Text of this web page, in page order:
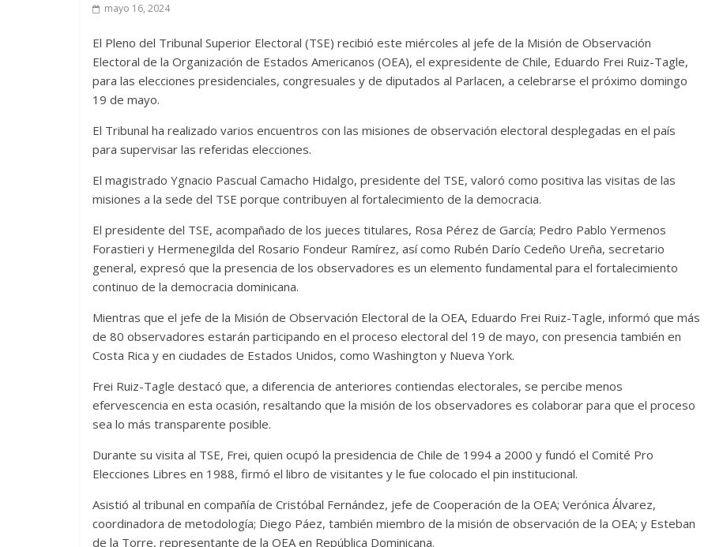
mayo 16, 2024
El Pleno del Tribunal Superior Electoral (TSE) recibió este miércoles al jefe de la Misión de Observación
Electoral de la Organización de Estados Americanos (OEA), el expresidente de Chile, Eduardo Frei Ruiz-Tagle,
para las elecciones presidenciales, congresuales y de diputados al Parlacen, a celebrarse el próximo domingo
19 de mayo.
El Tribunal ha realizado varios encuentros con las misiones de observación electoral desplegadas en el país
para supervisar las referidas elecciones.
El magistrado Ygnacio Pascual Camacho Hidalgo, presidente del TSE, valoró como positiva las visitas de las
misiones a la sede del TSE porque contribuyen al fortalecimiento de la democracia.
El presidente del TSE, acompañado de los jueces titulares, Rosa Pérez de García; Pedro Pablo Yermenos
Forastieri y Hermenegilda del Rosario Fondeur Ramírez, así como Rubén Darío Cedeño Ureña, secretario
general, expresó que la presencia de los observadores es un elemento fundamental para el fortalecimiento
continuo de la democracia dominicana.
Mientras que el jefe de la Misión de Observación Electoral de la OEA, Eduardo Frei Ruiz-Tagle, informó que más
de 80 observadores estarán participando en el proceso electoral del 19 de mayo, con presencia también en
Costa Rica y en ciudades de Estados Unidos, como Washington y Nueva York.
Frei Ruiz-Tagle destacó que, a diferencia de anteriores contiendas electorales, se percibe menos
efervescencia en esta ocasión, resaltando que la misión de los observadores es colaborar para que el proceso
sea lo más transparente posible.
Durante su visita al TSE, Frei, quien ocupó la presidencia de Chile de 1994 a 2000 y fundó el Comité Pro
Elecciones Libres en 1988, firmó el libro de visitantes y le fue colocado el pin institucional.
Asistió al tribunal en compañía de Cristóbal Fernández, jefe de Cooperación de la OEA; Verónica Álvarez,
coordinadora de metodología; Diego Páez, también miembro de la misión de observación de la OEA; y Esteban
de la Torre, representante de la OEA en República Dominicana.